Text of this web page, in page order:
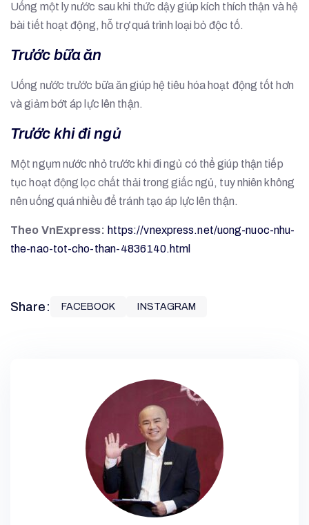
Uống một ly nước sau khi thức dậy giúp kích thích thận và hệ
bài tiết hoạt động, hỗ trợ quá trình loại bỏ độc tố.
Trước bữa ăn
Uống nước trước bữa ăn giúp hệ tiêu hóa hoạt động tốt hơn
và giảm bớt áp lực lên thận.
Trước khi đi ngủ
Một ngụm nước nhỏ trước khi đi ngủ có thể giúp thận tiếp
tục hoạt động lọc chất thải trong giấc ngủ, tuy nhiên không
nên uống quá nhiều để tránh tạo áp lực lên thận.
Theo VnExpress: https://vnexpress.net/uong-nuoc-nhu-
the-nao-tot-cho-than-4836140.html
Share: FACEBOOK INSTAGRAM